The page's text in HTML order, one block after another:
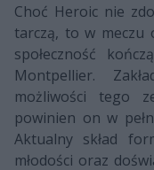
Choć Heroic nie
tarczą, to w meczu
społeczność
Montpellier.
możliwości tego
powinien on w
Aktualny skład
młodości oraz